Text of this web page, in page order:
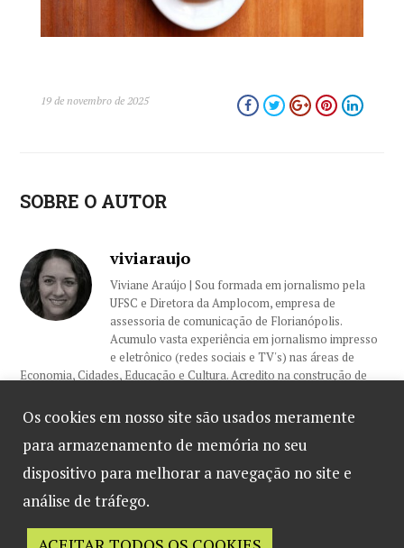
19 de novembro de 2025
SOBRE O AUTOR
viviaraujo
Viviane Araújo | Sou formada em jornalismo pela
UFSC e Diretora da Amplocom, empresa de
assessoria de comunicação de Florianópolis.
Acumulo vasta experiência em jornalismo impresso
e eletrônico (redes sociais e TV's) nas áreas de
Economia, Cidades, Educação e Cultura. Acredito na construção de
embasados na ética e profissionalismo.
Galeto Mamma Mia
apresenta novidade
Os cookies em nosso site são usados meramente
para armazenamento de memória no seu
dispositivo para melhorar a navegação no site e
análise de tráfego.